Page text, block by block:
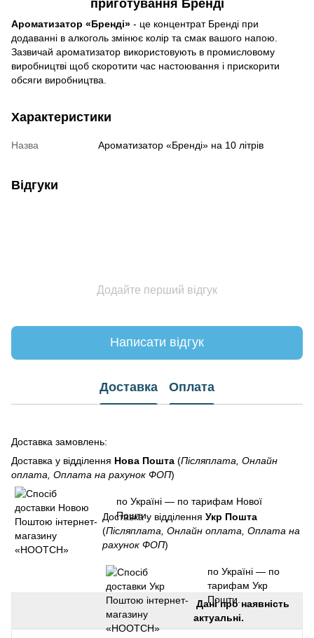
приготування Бренді
Ароматизатор «Бренді» - це концентрат Бренді при
додаванні в алкоголь змінює колір та смак вашого напою.
Зазвичай ароматизатор використовують в промисловому
виробництві щоб скоротити час настоювання і прискорити
обсяги виробництва.
Характеристики
Назва Ароматизатор «Бренді» на 10 літрів
Відгуки
Додайте перший відгук
Написати відгук
Доставка Оплата
Доставка замовлень:
Доставка у відділення Нова Пошта (Післяплата, Онлайн
оплата, Оплата на рахунок ФОП)
по Україні — по тарифам Нової
Пошти.
Доставка у відділення Укр Пошта
(Післяплата, Онлайн оплата, Оплата на
рахунок ФОП)
по Україні — по
тарифам Укр
Пошти.
Дані про наявність
актуальні.